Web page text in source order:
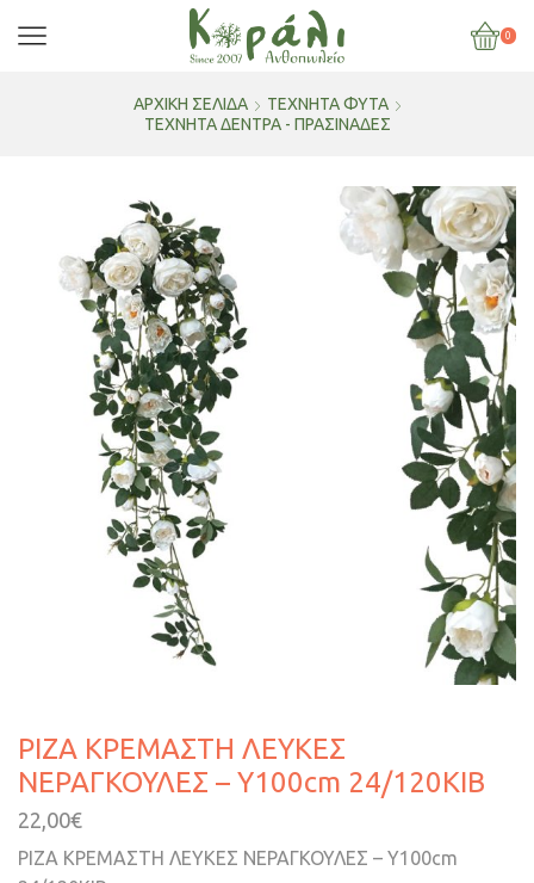
0
ΑΡΧΙΚΉ ΣΕΛΊΔΑ
ΤΕΧΝΗΤΑ ΦΥΤΑ
ΤΕΧΝΗΤΆ ΔΈΝΤΡΑ - ΠΡΑΣΙΝΆΔΕΣ
ΡΙΖΑ ΚΡΕΜΑΣΤΗ ΛΕΥΚΕΣ
ΝΕΡΑΓΚΟΥΛΕΣ – Υ100cm 24/120ΚΙΒ
22,00€
ΡΙΖΑ ΚΡΕΜΑΣΤΗ ΛΕΥΚΕΣ ΝΕΡΑΓΚΟΥΛΕΣ – Υ100cm